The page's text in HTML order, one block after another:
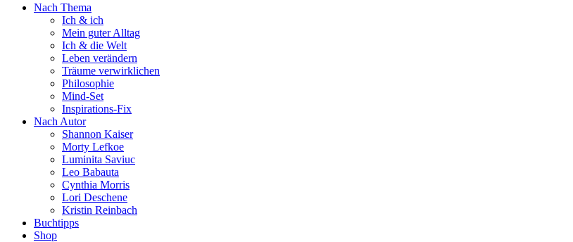
Nach Thema
Ich & ich
Mein guter Alltag
Ich & die Welt
Leben verändern
Träume verwirklichen
Philosophie
Mind-Set
Inspirations-Fix
Nach Autor
Shannon Kaiser
Morty Lefkoe
Luminita Saviuc
Leo Babauta
Cynthia Morris
Lori Deschene
Kristin Reinbach
Buchtipps
Shop